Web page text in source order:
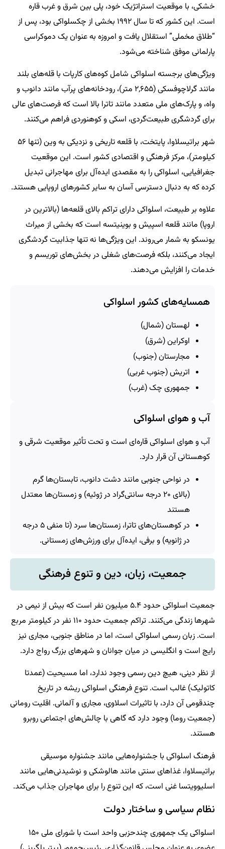
خشکی، با موقعیت استراتژیک خود، پلی بین شرق و غرب قاره
است. این کشور که تا سال ۱۹۹۲ بخشی از چکسلواکی بود، پس از
“طلاق مخملی” استقلال یافت و امروزه به عنوان یک دموکراسی
پارلمانی موفق شناخته می‌شود.
ویژگی‌های برجسته اسلواکی شامل کوه‌های کارپات با قله‌های بلند
مانند گرلاچوفسکی (۲,۶۵۵ متر)، رودخانه‌های پرآب مانند دانوب و
واه، و پارک‌های ملی متعدد مانند تاترا بالا است که فرصت‌های عالی
برای گردشگری طبیعت‌گردی، اسکی و کوهنوردی فراهم می‌کنند.
شهر براتیسلاوا، پایتخت، با قلعه تاریخی و نزدیکی به وین (تنها ۵۶
کیلومتر)، مرکز فرهنگی و اقتصادی کشور است. این موقعیت
جغرافیایی، اسلواکی را به مقصدی ایده‌آل برای مهاجرانی تبدیل
کرده که به دنبال دسترسی آسان به سایر کشورهای اروپایی هستند.
علاوه بر طبیعت، اسلواکی دارای تراکم بالای قلعه‌ها (بالاترین در
اروپا) مانند قلعه اسپیش و بوینیتسه است که بخشی از میراث
یونسکو به شمار می‌روند. این ویژگی‌ها نه تنها جذابیت گردشگری
ایجاد می‌کنند، بلکه فرصت‌های شغلی در بخش‌های توریسم و
خدمات را افزایش می‌دهند.
همسایه‌های کشور اسلواکی
لهستان (شمال)
اوکراین (شرق)
مجارستان (جنوب)
اتریش (جنوب غربی)
جمهوری چک (غرب)
آب و هوای اسلواکی
آب و هوای اسلواکی قاره‌ای است و تحت تأثیر موقعیت شرقی و
کوهستانی آن قرار دارد.
در نواحی جنوبی مانند دشت دانوب، تابستان‌ها گرم
(بالای ۲۰ درجه سانتی‌گراد در ژوئیه) و زمستان‌ها معتدل
هستند
در کوهستان‌های تاترا، زمستان‌ها سرد (تا منفی ۵ درجه
در ژانویه) و برفی، ایده‌آل برای ورزش‌های زمستانی.
جمعیت، زبان، دین و تنوع فرهنگی
جمعیت اسلواکی حدود ۵.۴ میلیون نفر است که بیش از نیمی در
شهرها زندگی می‌کنند. تراکم جمعیت حدود ۱۱۰ نفر در کیلومتر مربع
است. زبان رسمی اسلواکی است، اما در مناطق جنوبی، مجاری نیز
رایج است و انگلیسی در میان جوانان و شهرهای بزرگ رواج دارد.
از نظر دینی، هیچ دین رسمی وجود ندارد، اما مسیحیت (عمدتا
کاتولیک) غالب است. تنوع فرهنگی اسلواکی ریشه در تاریخ
چندقومی آن دارد، با تاثیرات اسلاوی، مجاری و آلمانی. اقلیت رومانی
(جمعیت روما) وجود دارد که گاهی با چالش‌های اجتماعی روبرو
هستند.
فرهنگ اسلواکی با جشنواره‌هایی مانند جشنواره موسیقی
براتیسلاوا، غذاهای سنتی مانند هالوشکی و نوشیدنی‌هایی مانند
اسلیوویتسا غنی است، که این تنوع را برای مهاجران جذاب می‌کند.
نظام سیاسی و ساختار دولت
اسلواکی یک جمهوری چندحزبی واحد است با شورای ملی ۱۵۰